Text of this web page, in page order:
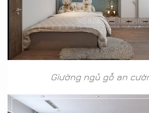
Giường ngủ gỗ an